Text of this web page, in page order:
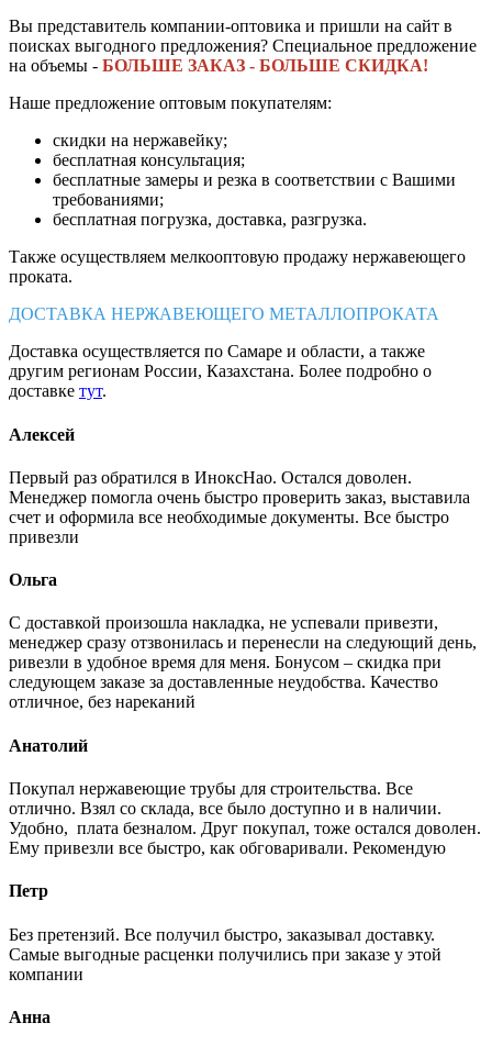
Вы представитель компании-оптовика и пришли на сайт в
поисках выгодного предложения? Специальное предложение
на объемы - БОЛЬШЕ ЗАКАЗ - БОЛЬШЕ СКИДКА!
Наше предложение оптовым покупателям:
скидки на нержавейку;
бесплатная консультация;
бесплатные замеры и резка в соответствии с Вашими
требованиями;
бесплатная погрузка, доставка, разгрузка.
Также осуществляем мелкооптовую продажу нержавеющего
проката.
ДОСТАВКА НЕРЖАВЕЮЩЕГО МЕТАЛЛОПРОКАТА
Доставка осуществляется по Самаре и области, а также
другим регионам России, Казахстана. Более подробно о
доставке тут.
Алексей
Первый раз обратился в ИноксНао. Остался доволен.
Менеджер помогла очень быстро проверить заказ, выставила
счет и оформила все необходимые документы. Все быстро
привезли
Ольга
С доставкой произошла накладка, не успевали привезти,
менеджер сразу отзвонилась и перенесли на следующий день,
ривезли в удобное время для меня. Бонусом – скидка при
следующем заказе за доставленные неудобства. Качество
отличное, без нареканий
Анатолий
Покупал нержавеющие трубы для строительства. Все
отлично. Взял со склада, все было доступно и в наличии.
Удобно, плата безналом. Друг покупал, тоже остался доволен.
Ему привезли все быстро, как обговаривали. Рекомендую
Петр
Без претензий. Все получил быстро, заказывал доставку.
Самые выгодные расценки получились при заказе у этой
компании
Анна